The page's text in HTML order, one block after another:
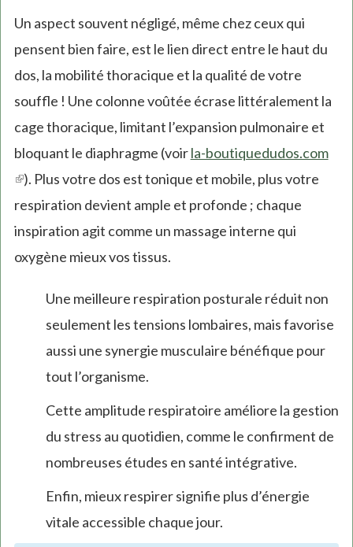
Un aspect souvent négligé, même chez ceux qui
pensent bien faire, est le lien direct entre le haut du
dos, la mobilité thoracique et la qualité de votre
souffle ! Une colonne voûtée écrase littéralement la
cage thoracique, limitant l’expansion pulmonaire et
bloquant le diaphragme (voirla-boutiquedudos.com
(link
is
external)
). Plus votre dos est tonique et mobile, plus votre
respiration devient ample et profonde ; chaque
inspiration agit comme un massage interne qui
oxygène mieux vos tissus.
Une meilleure respiration posturale réduit non
seulement les tensions lombaires, mais favorise
aussi une synergie musculaire bénéfique pour
tout l’organisme.
Cette amplitude respiratoire améliore la gestion
du stress au quotidien, comme le confirment de
nombreuses études en santé intégrative.
Enfin, mieux respirer signifie plus d’énergie
vitale accessible chaque jour.